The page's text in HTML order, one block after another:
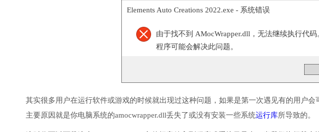
Elements Auto Creations 2022.exe - 系统错误
由于找不到 AMocWrapper.dll，无法继续执行代
程序可能会解决此问题。
其实很多用户在运行软件或游戏的时候就出现过这种问题，如果是第一次遇见有的用户
主要原因就是你电脑系统的amocwrapper.dll丢失了或没有安装一些系统运行库所导致的。